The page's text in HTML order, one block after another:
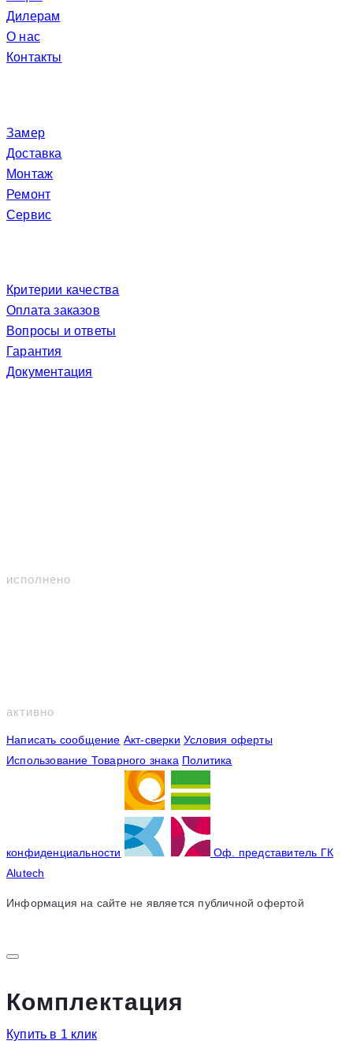
Дилерам
О нас
Контакты
Замер
Доставка
Монтаж
Ремонт
Сервис
Критерии качества
Оплата заказов
Вопросы и ответы
Гарантия
Документация
исполнено
активно
Написать сообщение Акт-сверки Условия оферты
Использование Товарного знака Политика
конфиденциальности
Оф. представитель ГК
Alutech
Информация на сайте не является публичной офертой
Комплектация
Купить в 1 клик